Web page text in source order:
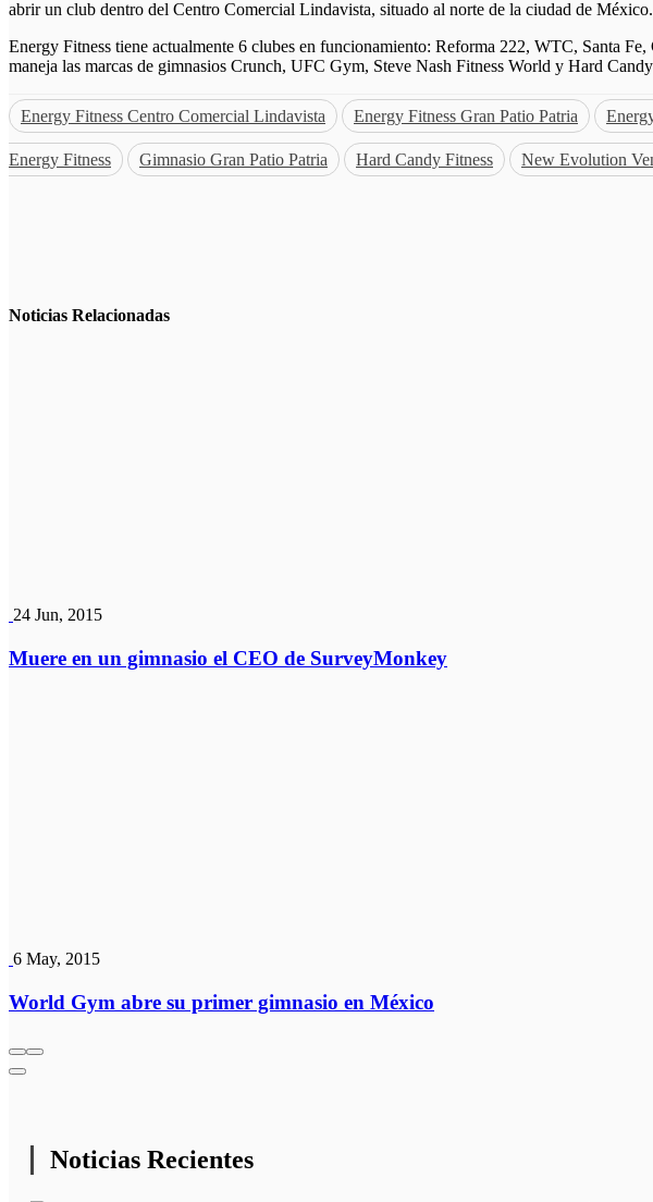
abrir un club dentro del Centro Comercial Lindavista, situado al norte de la ciudad de México.
Energy Fitness tiene actualmente 6 clubes en funcionamiento: Reforma 222, WTC, Santa
maneja las marcas de gimnasios Crunch, UFC Gym, Steve Nash Fitness World y Hard
Energy Fitness Centro Comercial Lindavista Energy Fitness Gran Patio Patria
Energy Fitness Gimnasio Gran Patio Patria Hard Candy Fitness New Evolution
Noticias Relacionadas
24 Jun, 2015
Muere en un gimnasio el CEO de SurveyMonkey
6 May, 2015
World Gym abre su primer gimnasio en México
Noticias Recientes